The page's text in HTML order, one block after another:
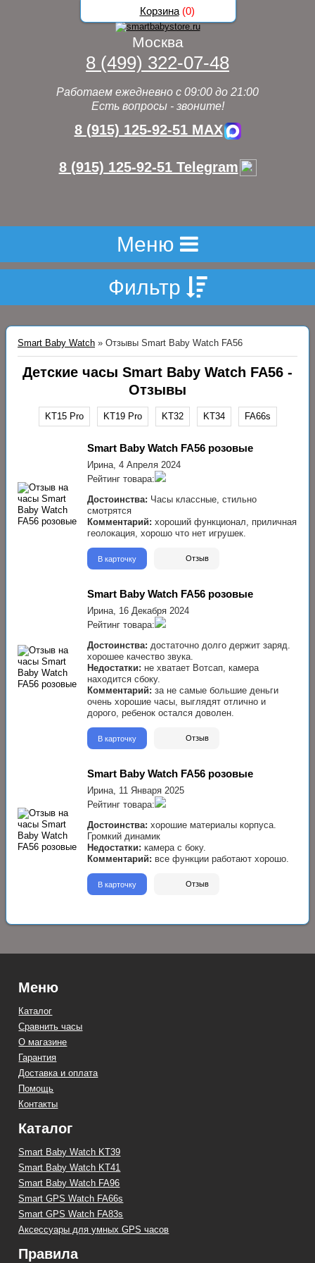
Москва
8 (499) 322-07-48
Работаем ежедневно с 09:00 до 21:00
Есть вопросы - звоните!
8 (915) 125-92-51 MAX
8 (915) 125-92-51 Telegram
Меню
Фильтр
Smart Baby Watch » Отзывы Smart Baby Watch FA56
Детские часы Smart Baby Watch FA56 -
Отзывы
KT15 Pro KT19 Pro KT32 KT34 FA66s
Smart Baby Watch FA56 розовые
Ирина, 4 Апреля 2024
Рейтинг товара:
Достоинства: Часы классные, стильно
смотрятся
Комментарий: хороший функционал, приличная
геолокация, хорошо что нет игрушек.
В карточку Отзыв
Smart Baby Watch FA56 розовые
Ирина, 16 Декабря 2024
Рейтинг товара:
Достоинства: достаточно долго держит заряд.
хорошее качество звука.
Недостатки: не хватает Вотсап, камера
находится сбоку.
Комментарий: за не самые большие деньги
очень хорошие часы, выглядят отлично и
дорого, ребенок остался доволен.
В карточку Отзыв
Smart Baby Watch FA56 розовые
Ирина, 11 Января 2025
Рейтинг товара:
Достоинства: хорошие материалы корпуса.
Громкий динамик
Недостатки: камера с боку.
Комментарий: все функции работают хорошо.
В карточку Отзыв
Меню
Каталог
Сравнить часы
О магазине
Гарантия
Доставка и оплата
Помощь
Контакты
Каталог
Smart Baby Watch KT39
Smart Baby Watch KT41
Smart Baby Watch FA96
Smart GPS Watch FA66s
Smart GPS Watch FA83s
Аксессуары для умных GPS часов
Правила
Корзина(0)